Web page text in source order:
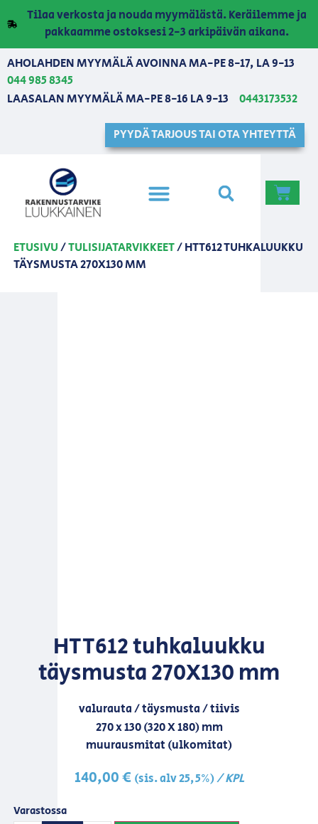
Tilaa verkosta ja nouda myymälästä. Keräilemme ja
pakkaamme ostoksesi 2-3 arkipäivän aikana.
AHOLAHDEN MYYMÄLÄ AVOINNA MA-PE 8-17, LA 9-13
044 985 8345
LAASALAN MYYMÄLÄ MA-PE 8-16 LA 9-13
0443173532
PYYDÄ TARJOUS TAI OTA YHTEYTTÄ
ETUSIVU/TULISIJATARVIKKEET/ HTT612 TUHKALUUKKU
TÄYSMUSTA 270X130 MM
HTT612 tuhkaluukku
täysmusta 270X130 mm
valurauta / täysmusta / tiivis
270 x 130 (320 X 180) mm
muurausmitat (ulkomitat)
140,00€ (sis. alv 25,5%)/ KPL
Varastossa